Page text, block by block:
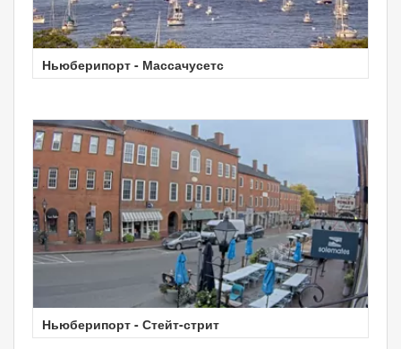
Ньюберипорт - Массачусетс
Ньюберипорт - Стейт-стрит